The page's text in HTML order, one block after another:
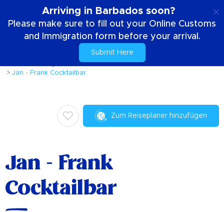
Arriving in Barbados soon?
Please make sure to fill out your Online Customs
and Immigration form before your arrival.
Submit Here
Dinge die zu tun sind
Kulinarisch
Jan - Frank Cocktailbar
Zum Reiseplaner hinzufügen
Jan - Frank
Cocktailbar